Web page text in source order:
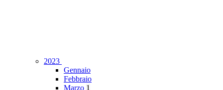
2023
Gennaio
Febbraio
Marzo 1